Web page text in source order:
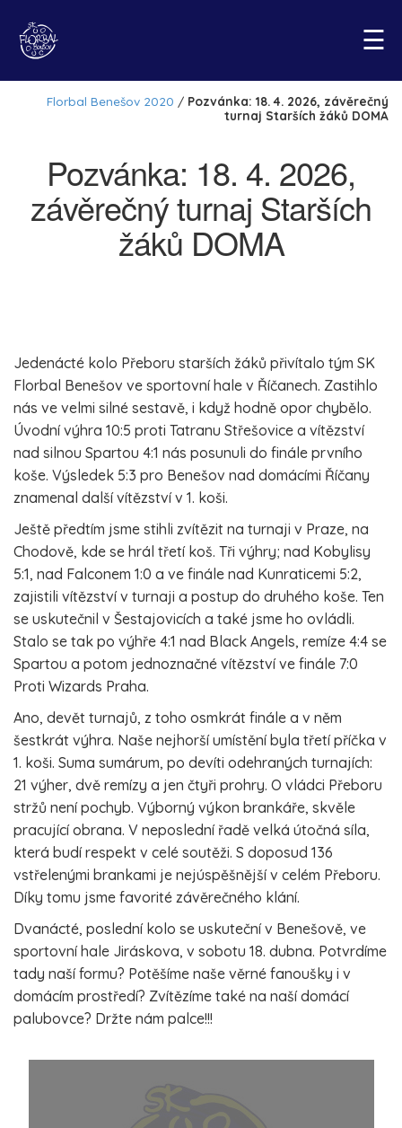
☰
Pozvánka: 18. 4. 2026,
závěrečný turnaj Starších
žáků DOMA
Jedenácté kolo Přeboru starších žáků přivítalo tým SK
Florbal Benešov ve sportovní hale v Říčanech. Zastihlo
nás ve velmi silné sestavě, i když hodně opor chybělo.
Úvodní výhra 10:5 proti Tatranu Střešovice a vítězství
nad silnou Spartou 4:1 nás posunuli do finále prvního
koše. Výsledek 5:3 pro Benešov nad domácími Říčany
znamenal další vítězství v 1. koši.
Ještě předtím jsme stihli zvítězit na turnaji v Praze, na
Chodově, kde se hrál třetí koš. Tři výhry; nad Kobylisy
5:1, nad Falconem 1:0 a ve finále nad Kunraticemi 5:2,
zajistili vítězství v turnaji a postup do druhého koše. Ten
se uskutečnil v Šestajovicích a také jsme ho ovládli.
Stalo se tak po výhře 4:1 nad Black Angels, remíze 4:4 se
Spartou a potom jednoznačné vítězství ve finále 7:0
Proti Wizards Praha.
Ano, devět turnajů, z toho osmkrát finále a v něm
šestkrát výhra. Naše nejhorší umístění byla třetí příčka v
1. koši. Suma sumárum, po devíti odehraných turnajích:
21 výher, dvě remízy a jen čtyři prohry. O vládci Přeboru
stržů není pochyb. Výborný výkon brankáře, skvěle
pracující obrana. V neposlední řadě velká útočná síla,
která budí respekt v celé soutěži. S doposud 136
vstřelenými brankami je nejúspěšnější v celém Přeboru.
Díky tomu jsme favorité závěrečného klání.
Dvanácté, poslední kolo se uskuteční v Benešově, ve
sportovní hale Jiráskova, v sobotu 18. dubna. Potvrdíme
tady naší formu? Potěšíme naše věrné fanoušky i v
domácím prostředí? Zvítězíme také na naší domácí
palubovce? Držte nám palce!!!